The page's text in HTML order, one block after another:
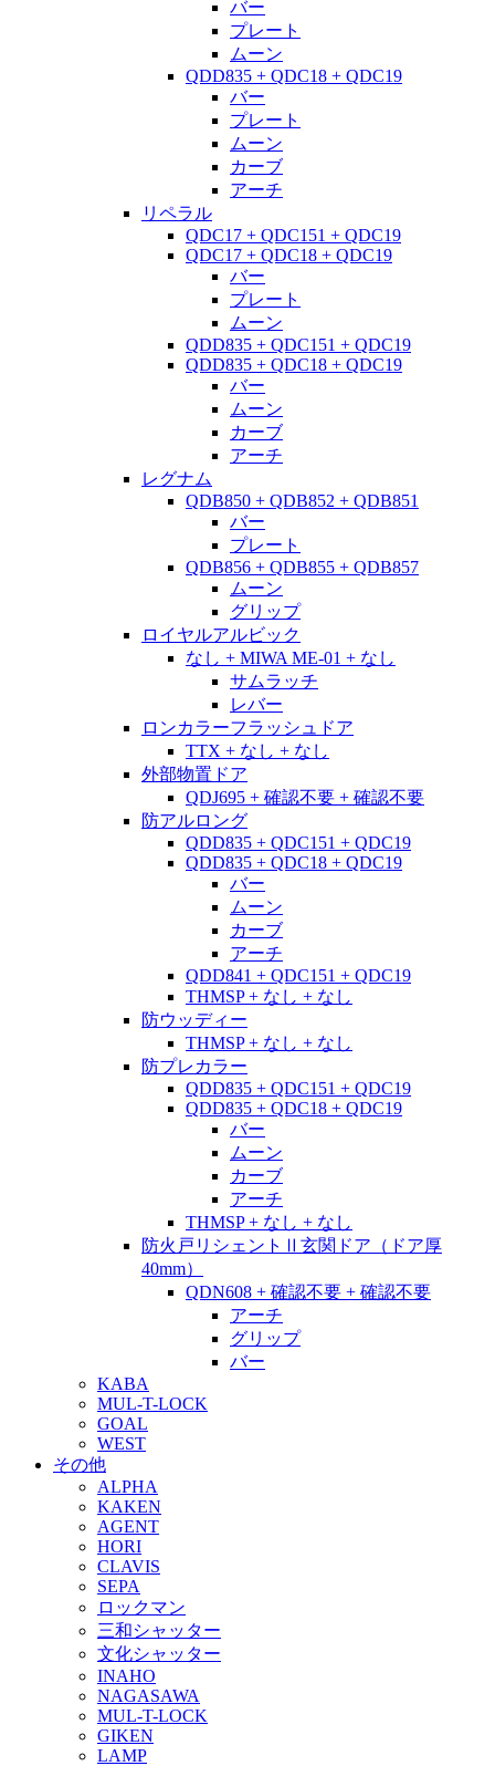
バー
プレート
ムーン
QDD835 + QDC18 + QDC19
バー
プレート
ムーン
カーブ
アーチ
リペラル
QDC17 + QDC151 + QDC19
QDC17 + QDC18 + QDC19
バー
プレート
ムーン
QDD835 + QDC151 + QDC19
QDD835 + QDC18 + QDC19
バー
ムーン
カーブ
アーチ
レグナム
QDB850 + QDB852 + QDB851
バー
プレート
QDB856 + QDB855 + QDB857
ムーン
グリップ
ロイヤルアルビック
なし + MIWA ME-01 + なし
サムラッチ
レバー
ロンカラーフラッシュドア
TTX + なし + なし
外部物置ドア
QDJ695 + 確認不要 + 確認不要
防アルロング
QDD835 + QDC151 + QDC19
QDD835 + QDC18 + QDC19
バー
ムーン
カーブ
アーチ
QDD841 + QDC151 + QDC19
THMSP + なし + なし
防ウッディー
THMSP + なし + なし
防プレカラー
QDD835 + QDC151 + QDC19
QDD835 + QDC18 + QDC19
バー
ムーン
カーブ
アーチ
THMSP + なし + なし
防火戸リシェントⅡ玄関ドア（ドア厚
40mm）
QDN608 + 確認不要 + 確認不要
アーチ
グリップ
バー
KABA
MUL-T-LOCK
GOAL
WEST
その他
ALPHA
KAKEN
AGENT
HORI
CLAVIS
SEPA
ロックマン
三和シャッター
文化シャッター
INAHO
NAGASAWA
MUL-T-LOCK
GIKEN
LAMP